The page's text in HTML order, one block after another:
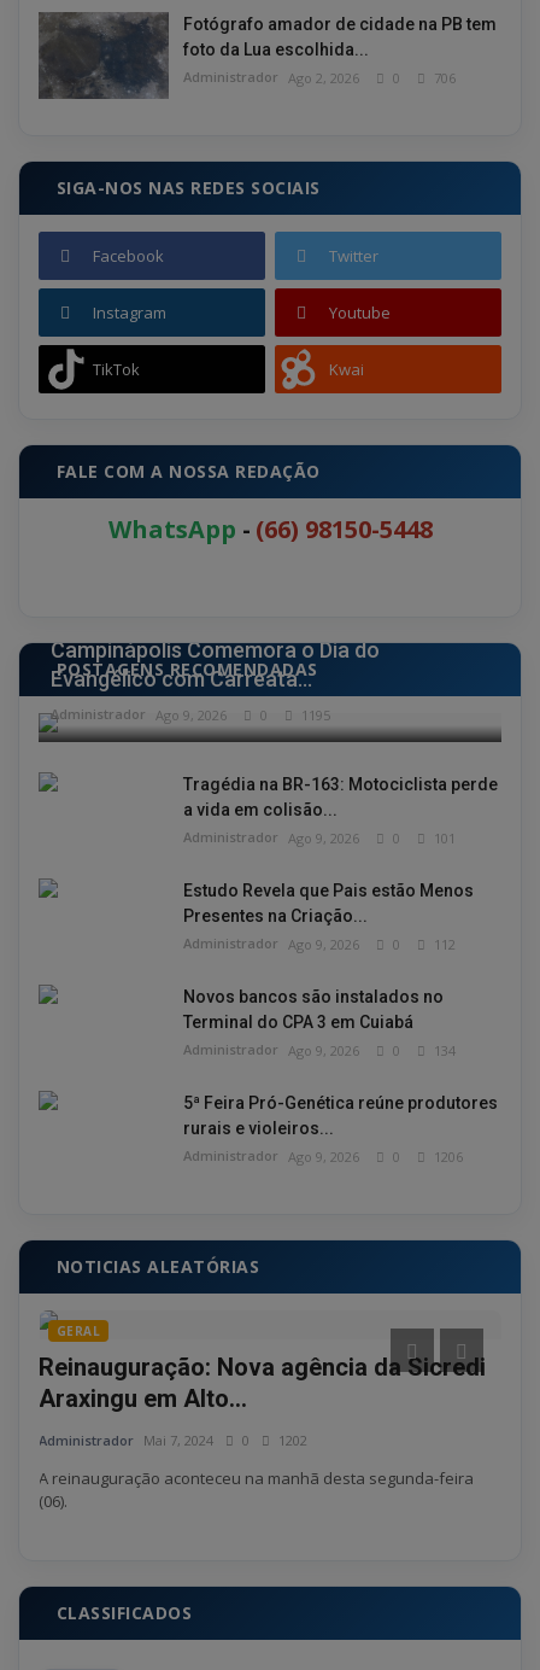
Fotógrafo amador de cidade na PB tem
foto da Lua escolhida...
Administrador Ago 2, 2026 0 706
SIGA-NOS NAS REDES SOCIAIS
Facebook Twitter
Instagram Youtube
TikTok Kwai
FALE COM A NOSSA REDAÇÃO
WhatsApp - (66) 98150-5448
POSTAGENS RECOMENDADAS
Campinápolis Comemora o Dia do
Evangélico com Carreata...
Administrador Ago 9, 2026 0 1195
Tragédia na BR-163: Motociclista perde
a vida em colisão...
Administrador Ago 9, 2026 0 101
Estudo Revela que Pais estão Menos
Presentes na Criação...
Administrador Ago 9, 2026 0 112
Novos bancos são instalados no
Terminal do CPA 3 em Cuiabá
Administrador Ago 9, 2026 0 134
5ª Feira Pró-Genética reúne produtores
rurais e violeiros...
Administrador Ago 9, 2026 0 1206
NOTICIAS ALEATÓRIAS
GERAL
Reinauguração: Nova agência da Sicredi
Araxingu em Alto...
Administrador Mai 7, 2024 0 1202
A reinauguração aconteceu na manhã desta segunda-feira
(06).
CLASSIFICADOS